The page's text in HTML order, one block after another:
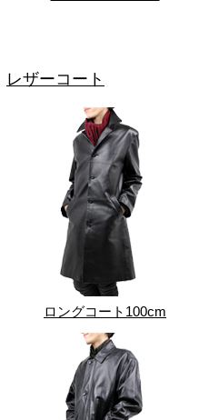
レザーコート
ロングコート100cm